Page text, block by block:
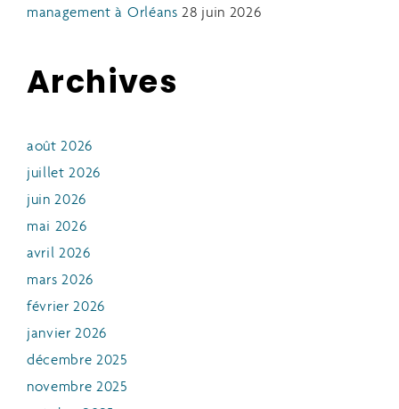
management à Orléans 28 juin 2026
Archives
août 2026
juillet 2026
juin 2026
mai 2026
avril 2026
mars 2026
février 2026
janvier 2026
décembre 2025
novembre 2025